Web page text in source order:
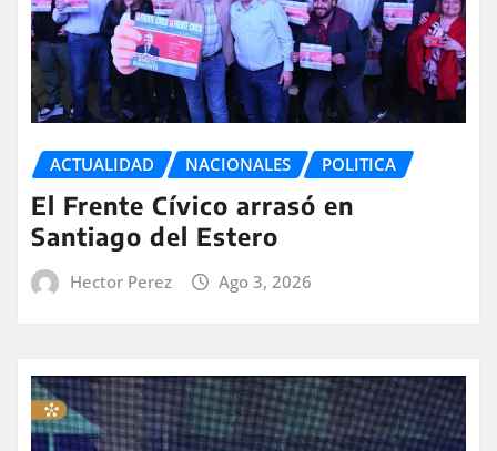
ACTUALIDAD NACIONALES POLITICA
El Frente Cívico arrasó en
Santiago del Estero
Hector Perez Ago 3, 2026